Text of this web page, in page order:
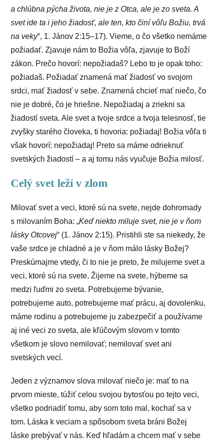
a chlúbna pýcha života, nie je z Otca, ale je zo sveta. A
svet ide ta i jeho žiadosť, ale ten, kto činí vôľu Božiu, trvá
na veky“, 1. Jánov 2:15–17). Vieme, o čo všetko nemáme
požiadať. Zjavuje nám to Božia vôľa, zjavuje to Boží
zákon. Prečo hovorí: nepožiadaš? Lebo to je opak toho:
požiadaš. Požiadať znamená mať žiadosť vo svojom
srdci, mať žiadosť v sebe. Znamená chcieť mať niečo, čo
nie je dobré, čo je hriešne. Nepožiadaj a zriekni sa
žiadostí sveta. Ale svet a tvoje srdce a tvoja telesnosť, tie
zvyšky starého človeka, ti hovoria: požiadaj! Božia vôľa ti
však hovorí: nepožiadaj! Preto sa máme odrieknuť
svetských žiadostí – a aj tomu nás vyučuje Božia milosť.
Celý svet leží v zlom
Milovať svet a veci, ktoré sú na svete, nejde dohromady
s milovaním Boha: „Keď niekto miluje svet, nie je v ňom
lásky Otcovej“ (1. Jánov 2:15). Pristihli ste sa niekedy, že
vaše srdce je chladné a je v ňom málo lásky Božej?
Preskúmajme vtedy, či to nie je preto, že milujeme svet a
veci, ktoré sú na svete. Žijeme na svete, hýbeme sa
medzi ľuďmi zo sveta. Potrebujeme bývanie,
potrebujeme auto, potrebujeme mať prácu, aj dovolenku,
máme rodinu a potrebujeme ju zabezpečiť a používame
aj iné veci zo sveta, ale kľúčovým slovom v tomto
všetkom je slovo nemilovať; nemilovať svet ani
svetských vecí.
Jeden z významov slova milovať niečo je: mať to na
prvom mieste, túžiť celou svojou bytosťou po tejto veci,
všetko podriadiť tomu, aby som toto mal, kochať sa v
tom. Láska k veciam a spôsobom sveta bráni Božej
láske prebývať v nás. Keď hľadám a chcem mať v sebe